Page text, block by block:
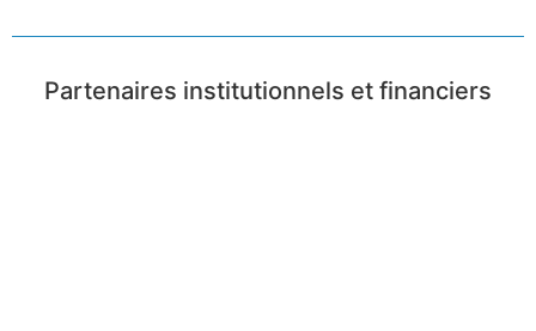
Partenaires institutionnels et financiers